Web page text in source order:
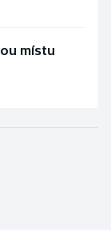
místu